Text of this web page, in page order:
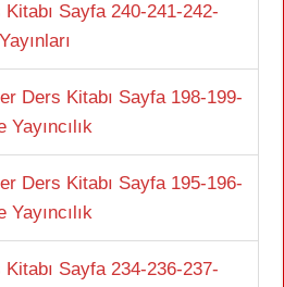
Sayfa 240-241-242-
Ders Kitabı Sayfa 198-199-
Ders Kitabı Sayfa 195-196-
Sayfa 234-236-237-